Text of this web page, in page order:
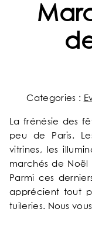
Categories :
La frénésie des
peu de Paris.
vitrines, les
marchés de Noël
Parmi ces
apprécient tout
tuileries. Nous